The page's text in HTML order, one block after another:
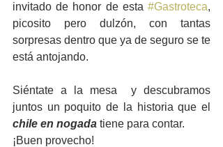
invitado de honor de esta #Gastroteca,
picosito pero dulzón, con tantas
sorpresas dentro que ya de seguro se te
está antojando.
Siéntate a la mesa  y descubramos
chile en nogada tiene para contar.
¡Buen provecho!